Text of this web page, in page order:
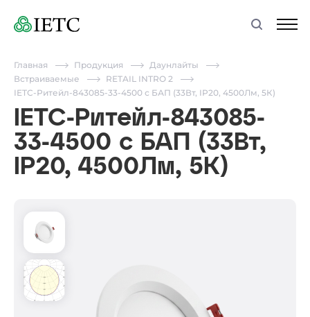
Главная Продукция
Даунлайты
Встраиваемые
RETAIL INTRO 2
IETC-Ритейл-843085-33-4500 с БАП (33Вт, IP20, 4500Лм, 5К)
IETC-Ритейл-843085-
33-4500 с БАП (33Вт,
IP20, 4500Лм, 5К)